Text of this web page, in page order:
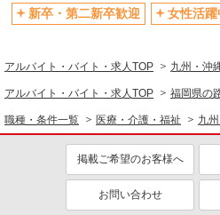
時給1450円〜
キープ
派遣社員
株式会社kotrio /●FK-H-2067025
西鉄香椎駅≫家
家事サポートなど
時給1450円〜
新卒・第二新卒歓迎
女性活躍
アルバイト・バイト・求人TOP 九州・沖
アルバイト・バイト・求人TOP 福岡県の
職種・条件一覧 医療・介護・福祉 九
掲載ご希望のお客様へ
お問い合わせ